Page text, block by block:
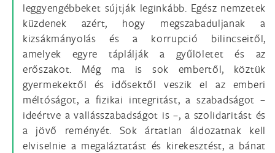
leggyengébbeket sújtják leginkább. Egész nemzetek
küzdenek azért, hogy megszabaduljanak a
kizsákmányolás és a korrupció bilincseitől,
amelyek egyre táplálják a gyűlöletet és az
erőszakot. Még ma is sok embertől, köztük
gyermekektől és idősektől veszik el az emberi
méltóságot, a fizikai integritást, a szabadságot –
ideértve a vallásszabadságot is –, a szolidaritást és
a jövő reményét. Sok ártatlan áldozatnak kell
elviselnie a megaláztatást és kirekesztést, a bánat